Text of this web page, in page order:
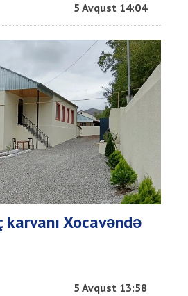
5 Avqust 14:04
Xocavəndə
5 Avqust 13:58